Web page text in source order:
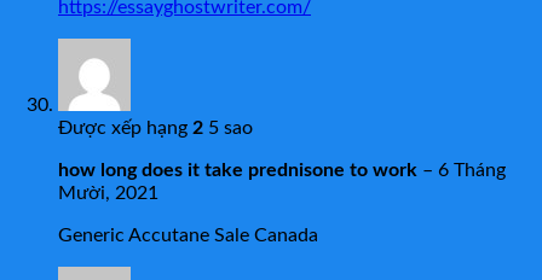
https://essayghostwriter.com/
Được xếp hạng 2 5 sao
how long does it take prednisone to work – 6 Tháng
Mười, 2021
Generic Accutane Sale Canada